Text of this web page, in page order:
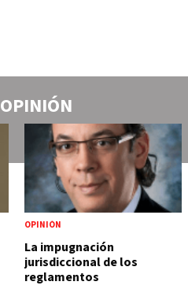
OPINIÓN
OPINIÓN
La impugnación
jurisdiccional de los
reglamentos